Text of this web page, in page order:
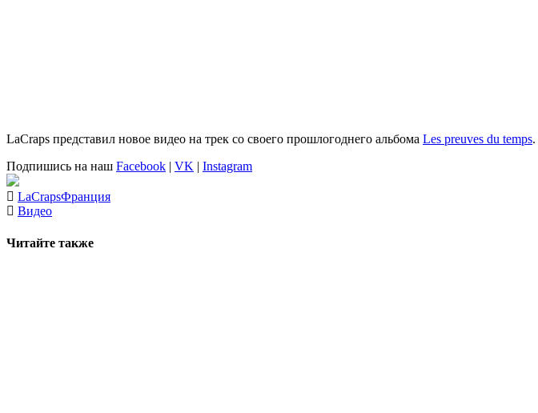
LaCraps представил новое видео на трек со своего прошлогоднего альбома Les preuves du temps.
Подпишись на наш Facebook | VK | Instagram
LaCrapsФранция
Видео
Читайте также